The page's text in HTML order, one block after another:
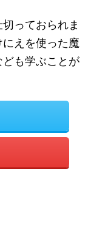
っておられま
えを使った魔
も学ぶことが